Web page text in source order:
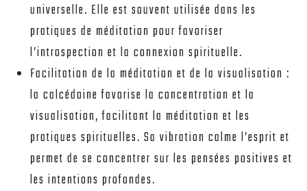
universelle. Elle est souvent utilisée dans les
pratiques de méditation pour favoriser
l’introspection et la connexion spirituelle.
Facilitation de la méditation et de la visualisation :
la calcédoine favorise la concentration et la
visualisation, facilitant la méditation et les
pratiques spirituelles. Sa vibration calme l’esprit et
permet de se concentrer sur les pensées positives et
les intentions profondes.